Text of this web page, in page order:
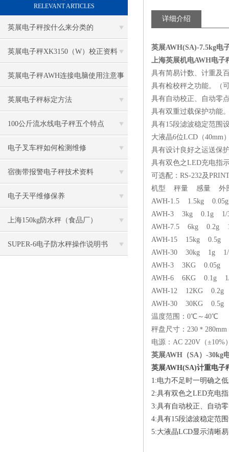
RELEVANT ARTICLES
英展电子秤按什么来分类的
英展电子秤XK3150（W）校正资料
英展电子秤AWH连接电脑使用注意事
项
英展电子秤标定方法
100公斤流水线电子秤五个特点
电子叉车秤如何检测维修
宿衡带报警电子秤技术资料
电子天平维修保养
上海150kg防水秤（食品厂）
SUPER-6电子防水秤操作说明书
详细介绍
英展AWH(SA)-7.5kg电
上海英展机电AWH电子
具有简易计数、计重及
具有检校秤之功能。（
具有自动校正、自动零
具有双重过载保护功能
具有15段滤波稳定范围
大液晶6位LCD（40mm
具有设计良好之运送保
具有双色之LED充电指
可选配：RS-232及
机型 秤量 感量 外
AWH-1.5 1.5kg
AWH-3 3kg 0.1g 1/
AWH-7.5 6kg 0.2g
AWH-15 15kg 0.5g
AWH-30 30kg 1g 1/
AWH-3 3KG 0.05g
AWH-6 6KG 0.1g 1/
AWH-12 12KG 0.2g
AWH-30 30KG 0.5g
温度范围：0℃～40℃
秤盘尺寸：230＊280mm
电源：AC 220V（±10%
英展AWH（SA）-30kg
英展AWH(SA)计重电子
1:电力不足时一明确之
2:具有双色之LED充电
3:具有自动校正、自动
4:具有15段滤波稳定范
5:大液晶LCD显示清晰